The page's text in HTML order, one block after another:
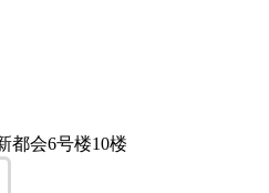
都会6号楼10楼